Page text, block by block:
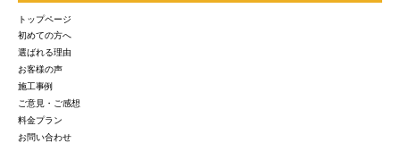
トップページ
初めての方へ
選ばれる理由
お客様の声
施工事例
ご意見・ご感想
料金プラン
お問い合わせ